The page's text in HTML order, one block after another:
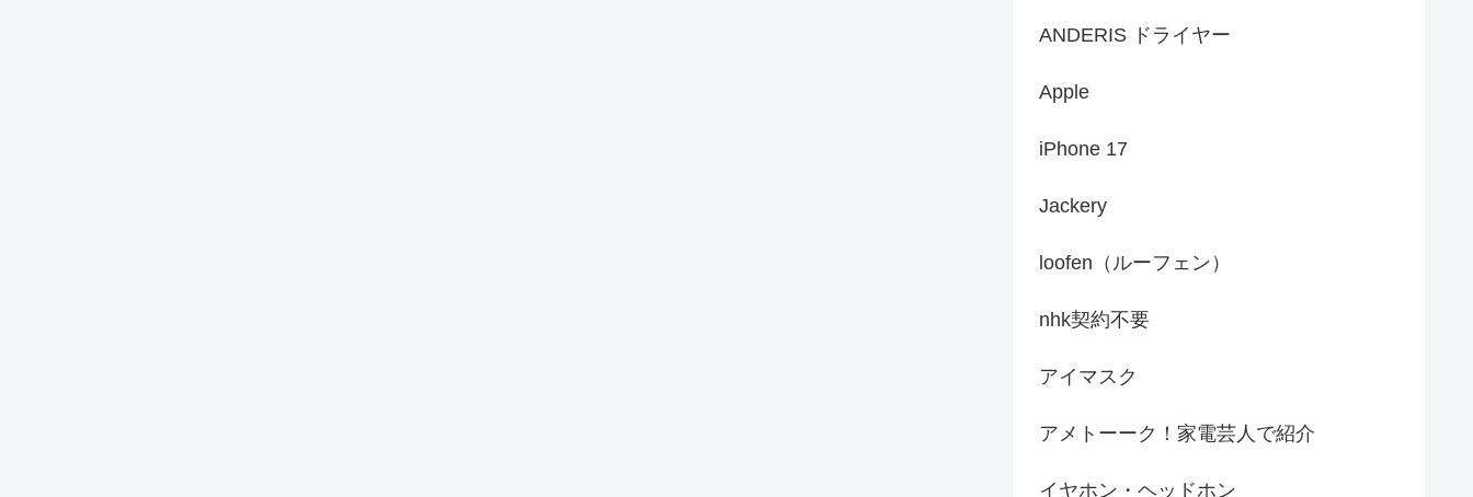
ANDERIS ドライヤー
Apple
iPhone 17
Jackery
loofen（ルーフェン）
nhk契約不要
アイマスク
アメトーーク！家電芸人で紹介
イヤホン・ヘッドホン